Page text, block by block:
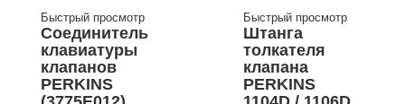
Быстрый просмотр
Соединитель
клавиатуры
клапанов
PERKINS
Быстрый просмотр
Штанга
толкателя
клапана
PERKINS